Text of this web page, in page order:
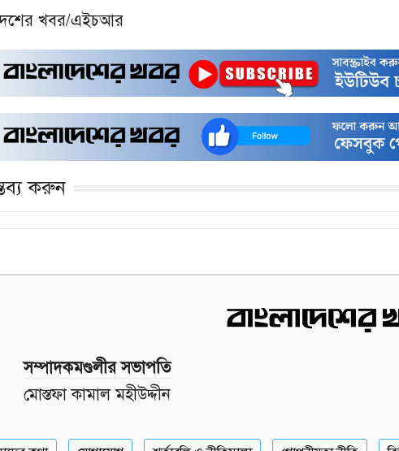
খবর/এইচআর
করুন
সম্পাদকমণ্ডলীর সভাপতি
মোস্তফা কামাল মহীউদ্দীন